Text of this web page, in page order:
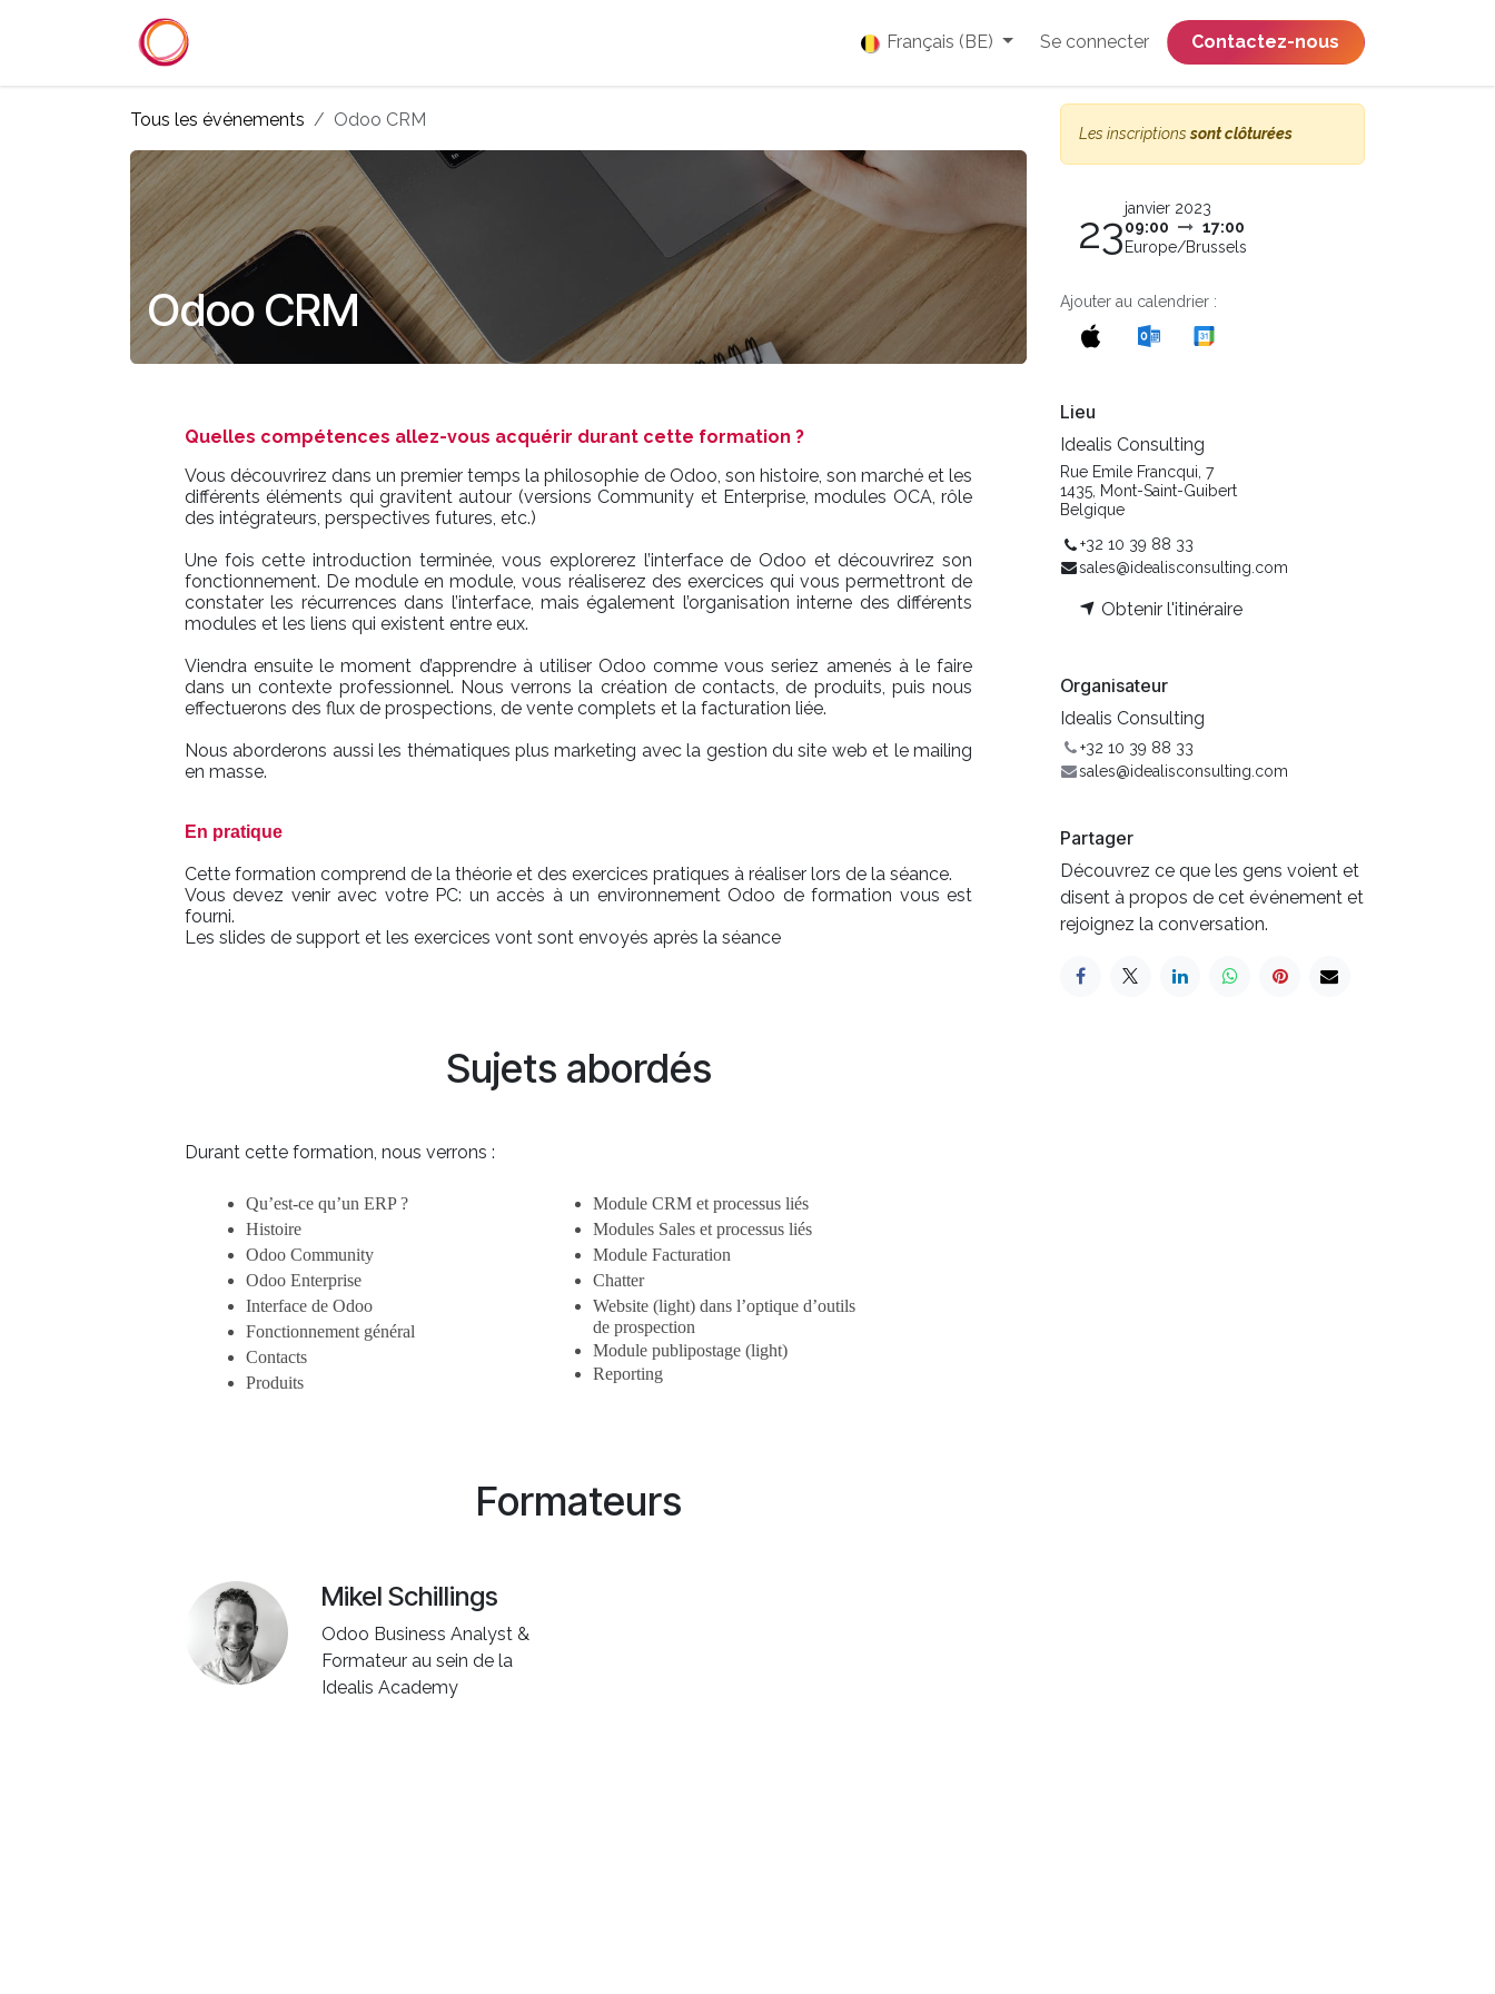
Français (BE) Se connecter ​​​​​​​​​​​​​​​​Contactez-nous
Tous les événements Odoo CRM
Odoo CRM
Quelles compétences allez-vous acquérir durant cette formation ?
Vous découvrirez dans un premier temps la philosophie de Odoo, son histoire, son marché et les
différents éléments qui gravitent autour (versions Community et Enterprise, modules OCA, rôle
des intégrateurs, perspectives futures, etc.)
Une fois cette introduction terminée, vous explorerez l’interface de Odoo et découvrirez son
fonctionnement. De module en module, vous réaliserez des exercices qui vous permettront de
constater les récurrences dans l’interface, mais également l’organisation interne des différents
modules et les liens qui existent entre eux.
Viendra ensuite le moment d’apprendre à utiliser Odoo comme vous seriez amenés à le faire
dans un contexte professionnel. Nous verrons la création de contacts, de produits, puis nous
effectuerons des flux de prospections, de vente complets et la facturation liée.
Nous aborderons aussi les thématiques plus marketing avec la gestion du site web et le mailing
en masse.
En pratique
Cette formation comprend de la théorie et des exercices pratiques à réaliser lors de la séance.
Vous devez venir avec votre PC: un accès à un environnement Odoo de formation vous est
fourni.
Les slides de support et les exercices vont sont envoyés après la séance
Sujets abordés
Durant cette formation, nous verrons :
Qu’est-ce qu’un ERP ?
Histoire
Odoo Community
Odoo Enterprise
Interface de Odoo
Fonctionnement général
Contacts
Produits
Module CRM et processus liés
Modules Sales et processus liés
Module Facturation
Chatter
Website (light) dans l’optique d’outils
de prospection
Module publipostage (light)
Reporting
Formateurs
Mikel Schillings
Odoo Business Analyst &
Formateur au sein de la
Idealis Academy
Les inscriptionssont clôturées
23janvier 2023
09:00
17:00
Europe/Brussels
Ajouter au calendrier :
Lieu
Idealis Consulting
Rue Emile Francqui, 7
1435, Mont-Saint-Guibert
Belgique
+32 10 39 88 33
sales@idealisconsulting.com
Obtenir l'itinéraire
Organisateur
Idealis Consulting
+32 10 39 88 33
sales@idealisconsulting.com
Partager
Découvrez ce que les gens voient et
disent à propos de cet événement et
rejoignez la conversation.